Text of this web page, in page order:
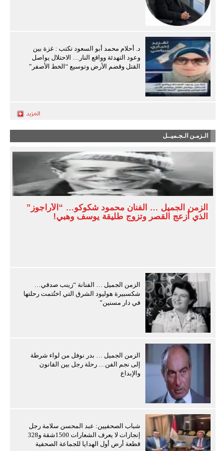
د. أحلام محمد أبو السعود تكتب : غزة بين
وعود التهدئة وواقع النار… الاحتلال يواصل
القتل وقضم الأرض وتوسيع “الخط الأصفر”
الـزمـن الـجـميــل
الزمن الجميل … الفنان محمود شكوكو… “الأراجوز”
الذي أزعج القصر وتزوج طليقة يوسف وهبي!
الزمن الجميل … الفنانة “زينب صدقي…
شكسبيرة هوليود الشرق التي اختُتمت رحلتها
في دار مسنين”
الزمن الجميل … بدر نوفل من لواء شرطة
إلى نجم الفن… رحلة رجل بين القانون
والإبداع
شباب الصحفيين: عبد المحسن سلامة رجل
إنجازات لا يعرف الشعارات 1500شقة و328
قطعة أرض أول الهدايا للجماعة الصحفية